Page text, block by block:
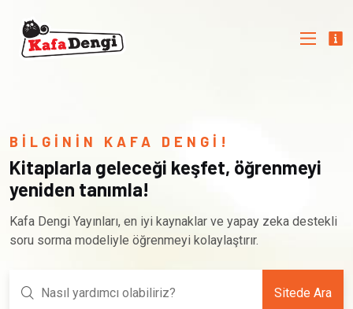
BİLGİNİN KAFA DENGİ!
Kitaplarla geleceği keşfet, öğrenmeyi
yeniden tanımla!
Kafa Dengi Yayınları, en iyi kaynaklar ve yapay zeka destekli
soru sorma modeliyle öğrenmeyi kolaylaştırır.
Sitede Ara